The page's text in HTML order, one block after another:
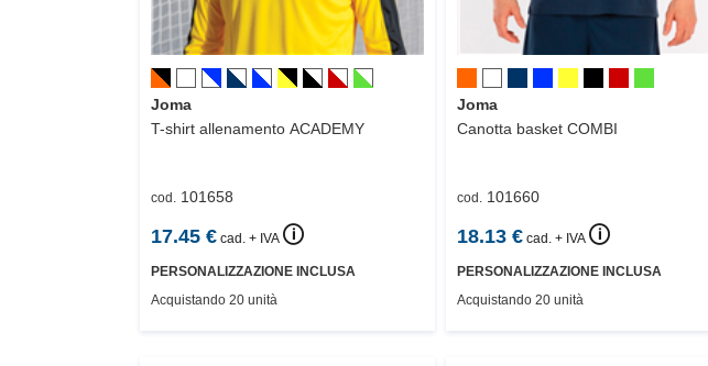
Joma
T-shirt allenamento ACADEMY
cod. 101658
17.45 € cad. + IVA 🛈
PERSONALIZZAZIONE INCLUSA
Acquistando 20 unità
Joma
Canotta basket COMBI
cod. 101660
18.13€ cad. + IVA 🛈
PERSONALIZZAZIONE INCLUSA
Acquistando 20 unità